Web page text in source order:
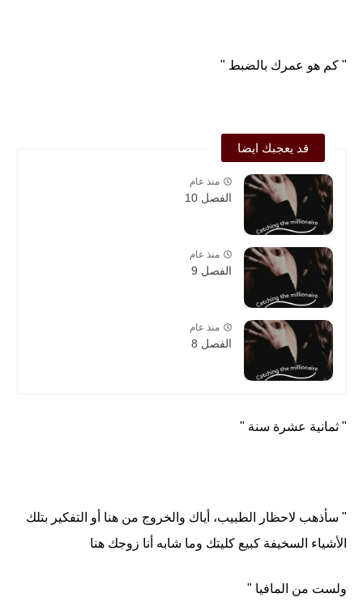
" كم هو عمرك بالضبط "
قد يعجبك ايضا
منذ عام
الفصل 10
منذ عام
الفصل 9
منذ عام
الفصل 8
" ثمانية عشرة سنة "
" سأذهب لاحظار الطبيب، أياك والخروج من هنا أو التفكير بتلك
الأشياء السخيفة كبيع كليتك وما شابه أنا زوجك هنا
ولست من المافيا "